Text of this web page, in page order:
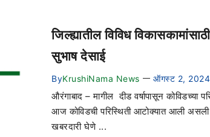
जिल्ह्यातील विविध
सुभाष देसाई
ByKrushiNama News — ऑगस्ट 2, 2024
औरंगाबाद – मागील दीड वर्षापासून कोविडच्या
आज कोविडची परिस्थिती आटोक्यात आली असली
खबरदारी घेणे ...